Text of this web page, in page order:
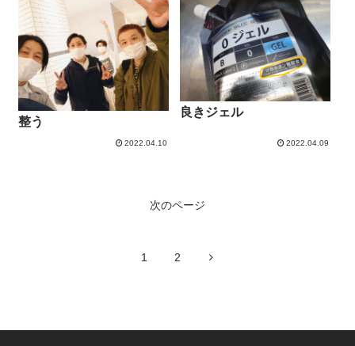
整う
2022.04.10
良きジェル
2022.04.09
次のページ
1 2 次